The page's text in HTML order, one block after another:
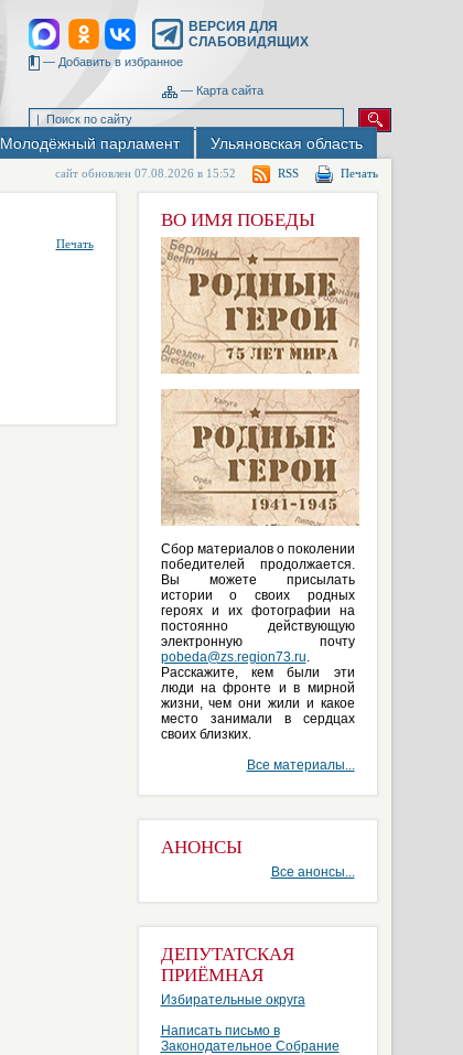
ВЕРСИЯ ДЛЯ
СЛАБОВИДЯЩИХ
— Добавить в избранное
— Карта сайта
Молодёжный парламент Ульяновская область
сайт обновлен 07.08.2026 в 15:52 RSS Печать
Печать
ВО ИМЯ ПОБЕДЫ
Сбор материалов о поколении
победителей продолжается.
Вы можете присылать
истории о своих родных
героях и их фотографии на
постоянно действующую
электронную почту
pobeda@zs.region73.ru.
Расскажите, кем были эти
люди на фронте и в мирной
жизни, чем они жили и какое
место занимали в сердцах
своих близких.
Все материалы...
АНОНСЫ
Все анонсы...
ДЕПУТАТСКАЯ
ПРИЁМНАЯ
Избирательные округа
Написать письмо в
Законодательное Собрание